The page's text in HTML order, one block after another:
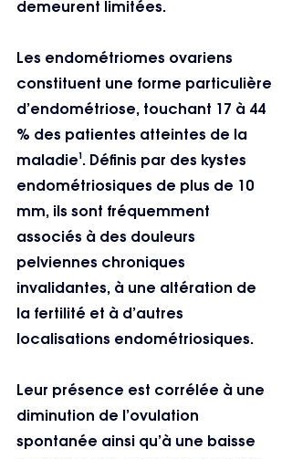
demeurent limitées.
Les endométriomes ovariens
constituent une forme particulière
d’endométriose, touchant 17 à 44
% des patientes atteintes de la
maladie¹. Définis par des kystes
endométriosiques de plus de 10
mm, ils sont fréquemment
associés à des douleurs
pelviennes chroniques
invalidantes, à une altération de
la fertilité et à d’autres
localisations endométriosiques.
Leur présence est corrélée à une
diminution de l’ovulation
spontanée ainsi qu’à une baisse